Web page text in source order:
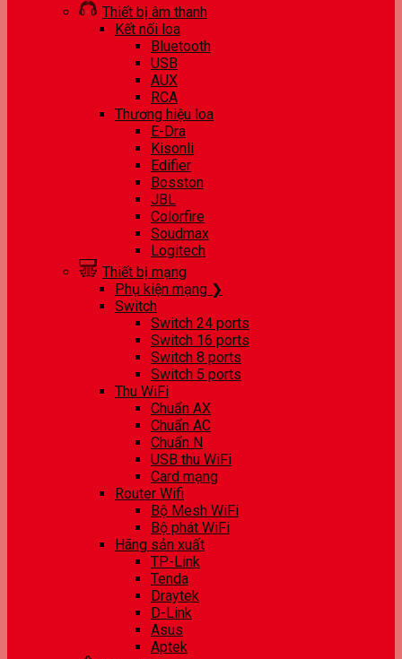
Thiết bị âm thanh
Kết nối loa
Bluetooth
USB
AUX
RCA
Thương hiệu loa
E-Dra
Kisonli
Edifier
Bosston
JBL
Colorfire
Soudmax
Logitech
Thiết bị mạng
Phụ kiện mạng ❯
Switch
Switch 24 ports
Switch 16 ports
Switch 8 ports
Switch 5 ports
Thu WiFi
Chuẩn AX
Chuẩn AC
Chuẩn N
USB thu WiFi
Card mạng
Router Wifi
Bộ Mesh WiFi
Bộ phát WiFi
Hãng sản xuất
TP-Link
Tenda
Draytek
D-Link
Asus
Aptek